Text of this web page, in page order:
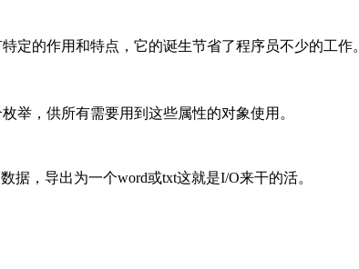
定的作用和特点，它的诞生节省了程序员不少的工作。
举，供所有需要用到这些属性的对象使用。
据，导出为一个word或txt这就是I/O来干的活。